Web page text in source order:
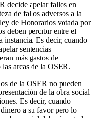
decide apelar fallos en
de fallos adversos a la
de Honorarios votada por
deben percibir entre el
instancia. Es decir, cuando
sentencias
más gastos de
arcas de la OSER.
de la OSER no pueden
de la obra social
Es decir, cuando
a su favor pero lo